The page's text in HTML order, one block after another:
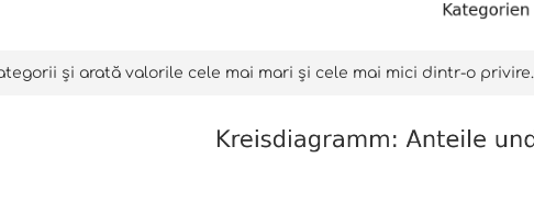
și arată valorile cele mai mari și cele mai mici dintr-o privire.